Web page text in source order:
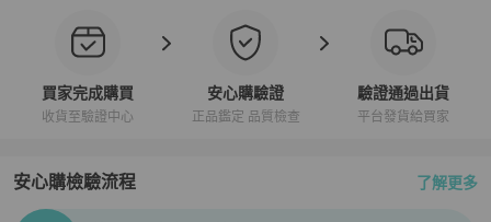
買家完成購買
收貨至驗證中心
安心購驗證
正品鑑定 品質檢查
驗證通過出貨
平台發貨給買家
安心購檢驗流程 了解更多